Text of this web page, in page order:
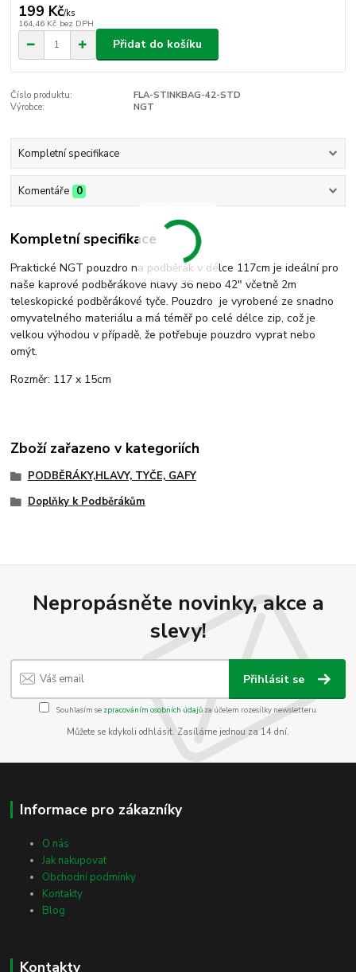
199 Kč/ks
164,46 Kč bez DPH
Přidat do košíku
Číslo produktu:
FLA-STINKBAG-42-STD
Výrobce:
NGT
Kompletní specifikace
Komentáře 0
Kompletní specifikace
Praktické NGT pouzdro na podběrák v délce 117cm je ideální pro
naše kaprové podběrákové hlavy 36 nebo 42" včetně 2m
teleskopické podběrákové tyče. Pouzdro je vyrobené ze snadno
omyvatelného materiálu a má téměř po celé délce zip, což je
velkou výhodou v případě, že potřebuje pouzdro vyprat nebo
omýt.
Rozměr: 117 x 15cm
Zboží zařazeno v kategoriích
PODBĚRÁKY,HLAVY, TYČE, GAFY
Doplňky k Podběrákům
Nepropásněte novinky, akce a
slevy!
Přihlásit se
Souhlasím se zpracováním osobních údajůza účelem rozesílky newsletteru.
Můžete se kdykoli odhlásit. Zasíláme jednou za 14 dní.
Informace pro zákazníky
O nás
Jak nakupovat
Obchodní podmínky
Kontakty
Blog
Kontakty